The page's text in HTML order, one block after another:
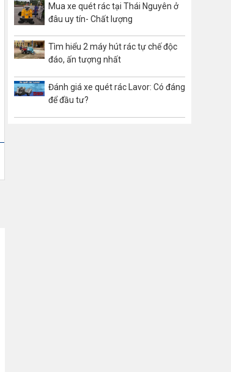
Mua xe quét rác tại Thái Nguyên ở
đâu uy tín- Chất lượng
Tìm hiểu 2 máy hút rác tự chế độc
đáo, ấn tượng nhất
Đánh giá xe quét rác Lavor: Có đáng
để đầu tư?